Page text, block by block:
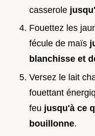
casserole
Fouettez les
fécule de maïs
blanchisse et
Versez le lait
fouettant
feu jusqu'à ce
bouillonne.